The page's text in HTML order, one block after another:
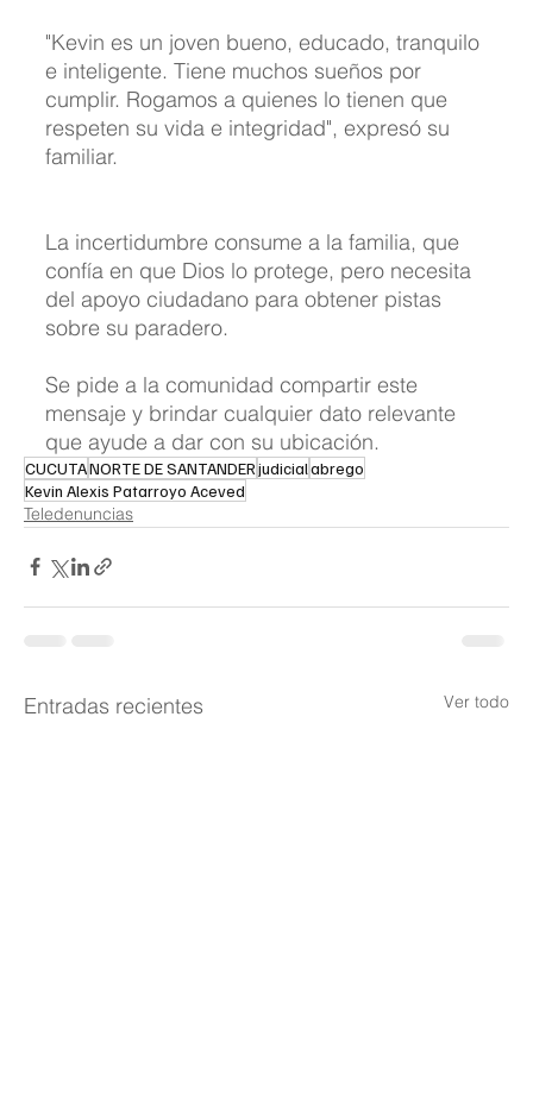
"Kevin es un joven bueno, educado, tranquilo
e inteligente. Tiene muchos sueños por
cumplir. Rogamos a quienes lo tienen que
respeten su vida e integridad", expresó su
familiar.
La incertidumbre consume a la familia, que
confía en que Dios lo protege, pero necesita
del apoyo ciudadano para obtener pistas
sobre su paradero.
Se pide a la comunidad compartir este
mensaje y brindar cualquier dato relevante
que ayude a dar con su ubicación.
CUCUTANORTE DE SANTANDERjudicialabrego
Kevin Alexis Patarroyo Aceved
Teledenuncias
Entradas recientes Ver todo